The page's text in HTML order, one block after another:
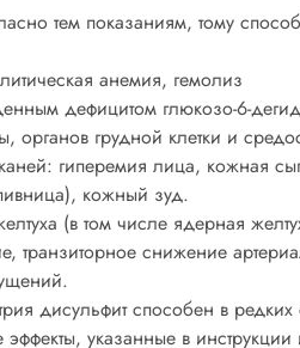
тем показаниям, тому
анемия, гемолиз
дефицитом глюкозо-6-
органов грудной клетки и
гиперемия лица, кожная
кожный зуд.
(в том числе ядерная
транзиторное снижение
дисульфит способен в
указанные в